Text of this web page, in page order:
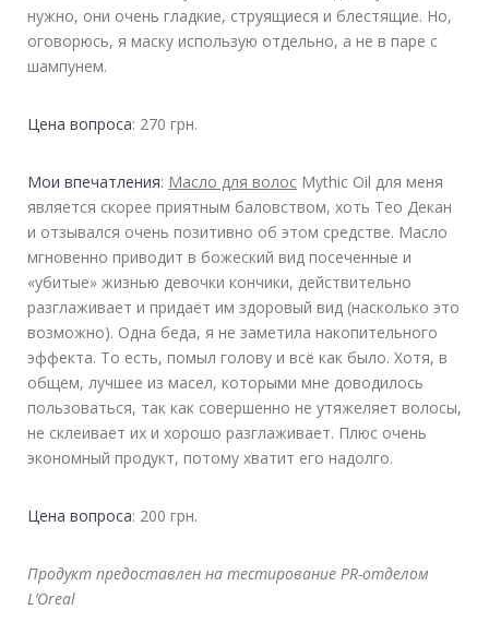
нужно, они очень гладкие, струящиеся и блестящие. Но,
оговорюсь, я маску использую отдельно, а не в паре с
шампунем.
Цена вопроса: 270 грн.
Мои впечатления: Масло для волос Mythic Oil для меня
является скорее приятным баловством, хоть Тео Декан
и отзывался очень позитивно об этом средстве. Масло
мгновенно приводит в божеский вид посеченные и
«убитые» жизнью девочки кончики, действительно
разглаживает и придаёт им здоровый вид (насколько это
возможно). Одна беда, я не заметила накопительного
эффекта. То есть, помыл голову и всё как было. Хотя, в
общем, лучшее из масел, которыми мне доводилось
пользоваться, так как совершенно не утяжеляет волосы,
не склеивает их и хорошо разглаживает. Плюс очень
экономный продукт, потому хватит его надолго.
Цена вопроса: 200 грн.
Продукт предоставлен на тестирование PR-отделом
L’Oreal